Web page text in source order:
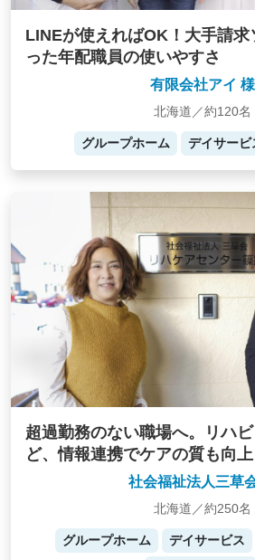
LINEが使えればOK！大手請
った年配職員の使いやすさ
有限会社アイ 様
北海道／約120名
グループホーム デイサービ
超過勤務のない職場へ。リハ
ど、情報連携でケアの質も向上
社会福祉法人三草
北海道／約250名
グループホーム デイサービス